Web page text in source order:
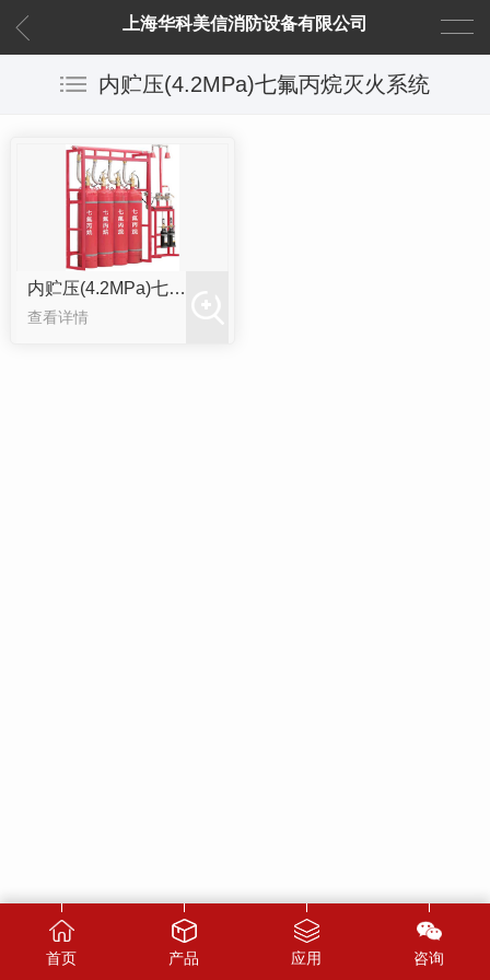
上海华科美信消防设备有限公司
内贮压(4.2MPa)七氟丙烷灭火系统
内贮压(4.2MPa)七氟丙烷灭火系统
查看详情
首页 产品 应用 咨询